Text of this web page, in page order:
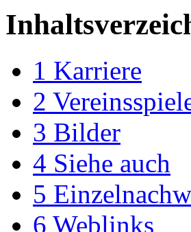
1 Karriere
2
3 Bilder
4 Siehe auch
5
6 Weblinks